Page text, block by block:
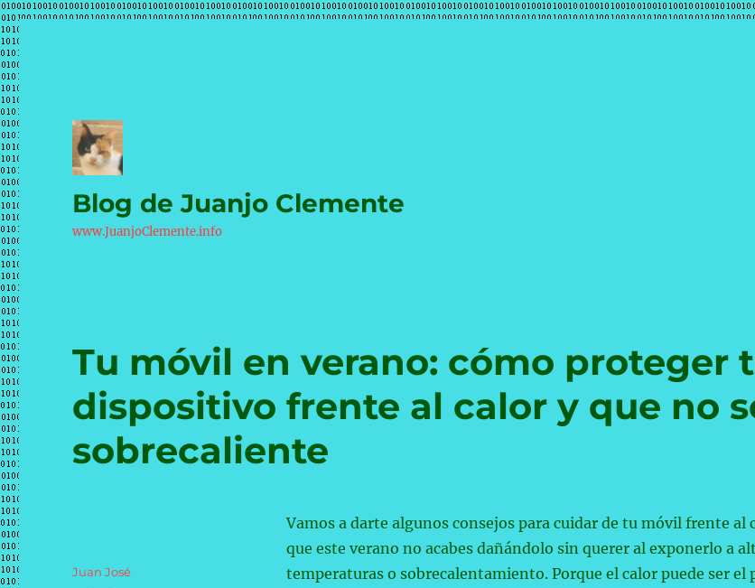
Blog de Juanjo Clemente
www.JuanjoClemente.info
Tu móvil en verano: cómo proteger
dispositivo frente al calor y que no
sobrecaliente
Vamos a darte algunos consejos para cuidar de tu móvil frente al
que este verano no acabes dañándolo sin querer al exponerlo a
temperaturas o sobrecalentamiento. Porque el calor puede ser el
Autor
Juan José